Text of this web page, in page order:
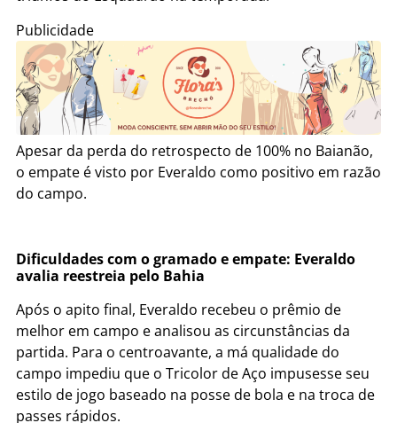
Publicidade
Apesar da perda do retrospecto de 100% no Baianão,
o empate é visto por Everaldo como positivo em razão
do campo.
Dificuldades com o gramado e empate: Everaldo
avalia reestreia pelo Bahia
Após o apito final, Everaldo recebeu o prêmio de
melhor em campo e analisou as circunstâncias da
partida. Para o centroavante, a má qualidade do
campo impediu que o Tricolor de Aço impusesse seu
estilo de jogo baseado na posse de bola e na troca de
passes rápidos.